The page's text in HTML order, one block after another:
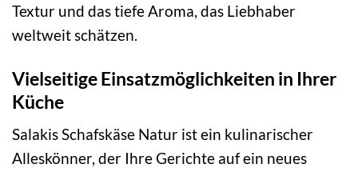
Textur und das tiefe Aroma, das Liebhaber
weltweit schätzen.
Vielseitige Einsatzmöglichkeiten in Ihrer
Küche
Salakis Schafskäse Natur ist ein kulinarischer
Alleskönner, der Ihre Gerichte auf ein neues